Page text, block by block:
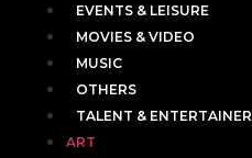
EVENTS & LEISURE
MOVIES & VIDEO
MUSIC
OTHERS
TALENT & ENTERTAINER
ART